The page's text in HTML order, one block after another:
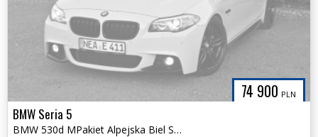
74 900 PLN
BMW Seria 5
BMW 530d MPakiet Alpejska Biel Serwis ASO NOWY ROZRZĄD Bezwypadkowa